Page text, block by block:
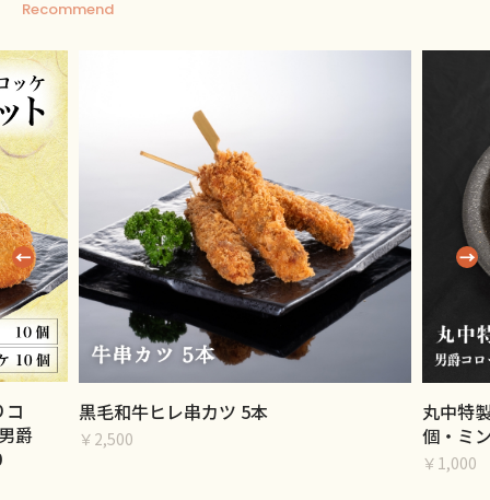
Recommend
爵
黒毛和牛ヒレ串カツ 5本
￥2,500
丸中特
個・ミ
￥1,000